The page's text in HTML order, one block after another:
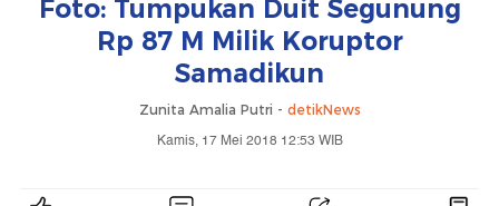
Foto: Tumpukan Duit Segunung
Rp 87 M Milik Koruptor
Samadikun
Zunita Amalia Putri - detikNews
Kamis, 17 Mei 2018 12:53 WIB